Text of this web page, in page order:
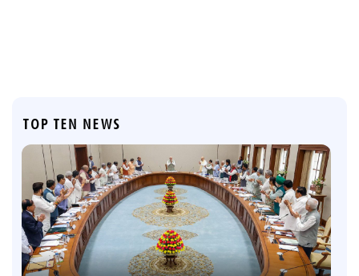
TOP TEN NEWS